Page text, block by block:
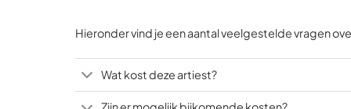
Hieronder vind je een aantal veelgestelde vragen
Wat kost deze artiest?